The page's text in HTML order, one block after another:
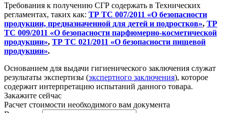
Требования к получению СГР содержать в Технических
регламентах, таких как: ТР ТС 007/2011 «О безопасности
продукции, предназначенной для детей и подростков», ТР
ТС 009/2011 «О безопасности парфюмерно-косметической
продукции», ТР ТС 021/2011 «О безопасности пищевой
продукции».
Основанием для выдачи гигиенического заключения служат
результаты экспертизы (экспертного заключения), которое
содержит интерпретацию испытаний данного товара.
Закажите сейчас
Расчет стоимости необходимого вам документа